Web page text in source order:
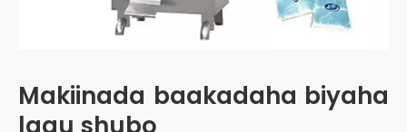
Makiinada baakadaha biyaha
lagu shubo